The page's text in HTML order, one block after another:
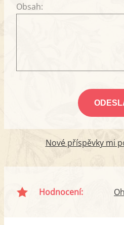
Obsah:
Nové příspěvky mi
Hodnocení: